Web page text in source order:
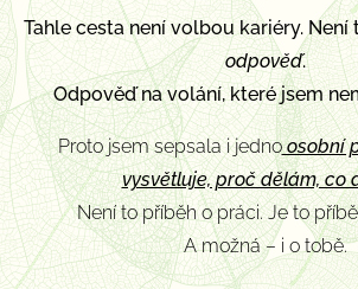
Tahle cesta není volbou kariéry.
odpověď.
Odpověď na volání, které jsem
Proto jsem sepsala i jednoosobní
vysvětluje, proč dělám, co
Není to příběh o práci. Je to
A možná – i o tobě.